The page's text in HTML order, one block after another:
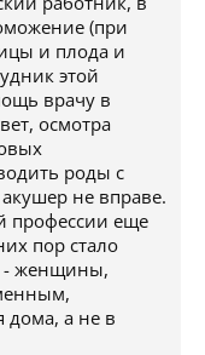
(при
и плода и
этой
врачу в
осмотра
роды с
не вправе.
профессии еще
пор стало
- женщины,
дома, а не в